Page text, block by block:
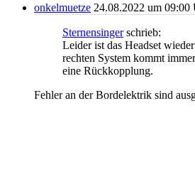
onkelmuetze 24.08.2022 um 09:00
Sternensingerschrieb:
Leider ist das Headset
rechten System kommt
eine Rückkopplung.
Fehler an der Bordelektrik sind